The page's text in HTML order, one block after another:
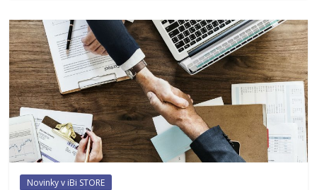
Novinky v iBi STORE